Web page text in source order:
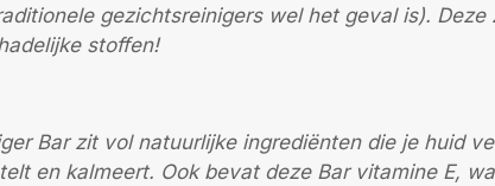
gezichtsreinigers wel het geval is).
stoffen!
Bar zit vol natuurlijke ingrediënten die je huid
en kalmeert. Ook bevat deze Bar vitamine E,